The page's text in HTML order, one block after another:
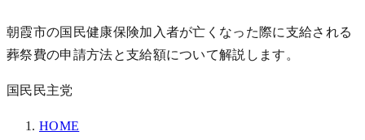
朝霞市の国民健康保険加入者が亡くなった際に支給される
葬祭費の申請方法と支給額について解説します。
国民民主党
HOME